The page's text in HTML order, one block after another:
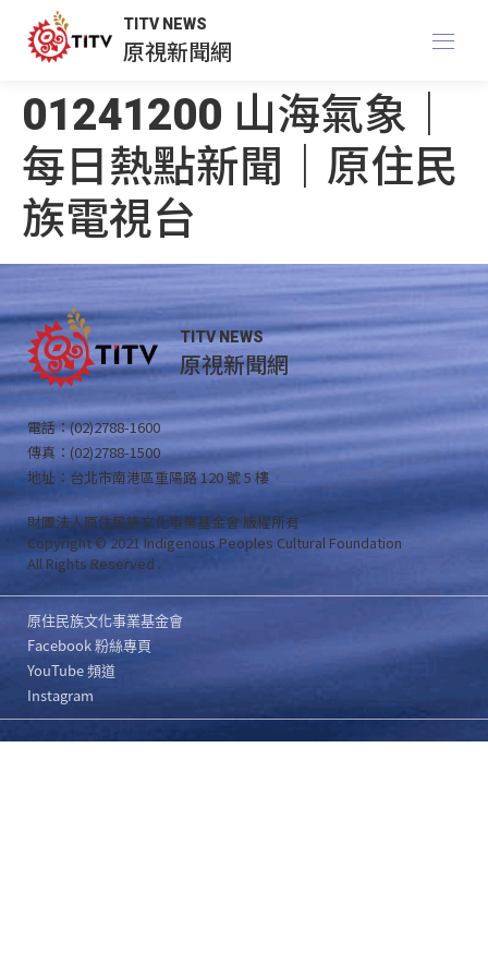
TITV NEWS
原視新聞網
01241200 山海氣象｜
每日熱點新聞｜原住民
族電視台
TITV NEWS
原視新聞網
電話：(02)2788-1600
傳真：(02)2788-1500
地址：台北市南港區重陽路 120 號 5 樓
財團法人原住民族文化事業基金會 版權所有
Copyright © 2021 Indigenous Peoples Cultural Foundation
All Rights Reserved .
原住民族文化事業基金會
Facebook 粉絲專頁
YouTube 頻道
Instagram